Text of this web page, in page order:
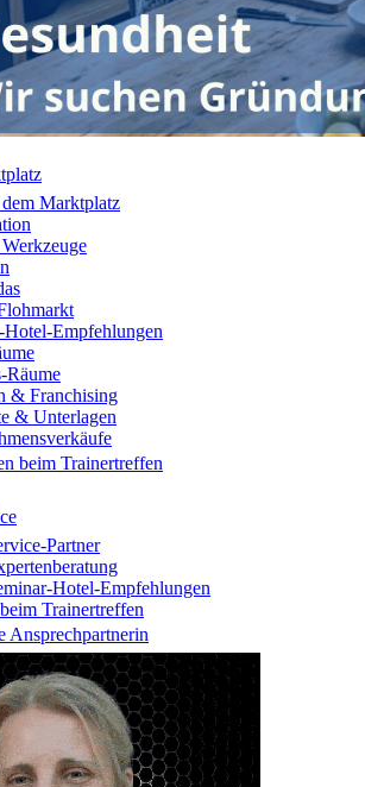
Marktplatz
Hotel-Empfehlungen
Räume
& Franchising
& Unterlagen
beim Trainertreffen
Partner
Hotel-Empfehlungen
Trainertreffen
Ansprechpartnerin